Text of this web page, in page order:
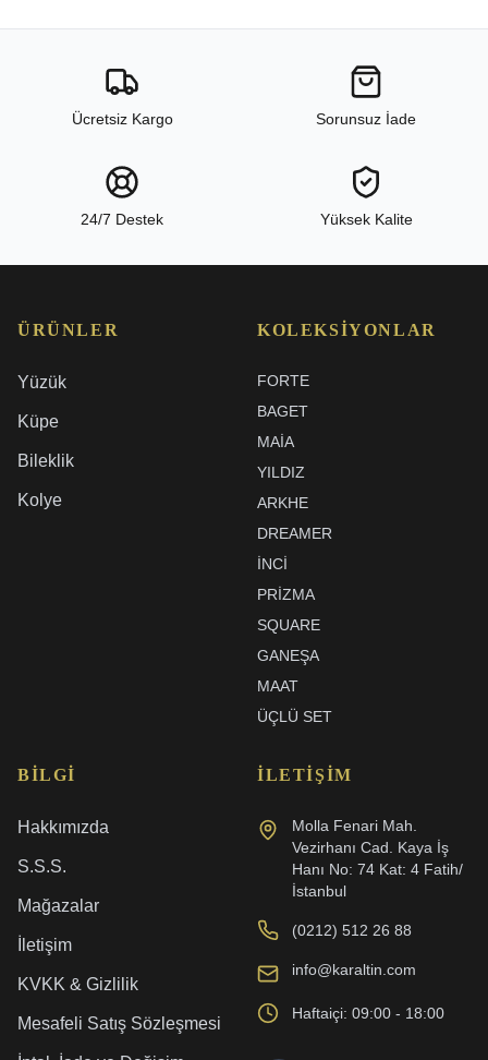
Ücretsiz Kargo Sorunsuz İade
24/7 Destek Yüksek Kalite
ÜRÜNLER
Yüzük
Küpe
Bileklik
Kolye
KOLEKSIYONLAR
FORTE
BAGET
MAIA
YILDIZ
ARKHE
DREAMER
İNCI
PRIZMA
SQUARE
GANEŞA
MAAT
ÜÇLÜ SET
BILGI
Hakkımızda
S.S.S.
Mağazalar
İletişim
KVKK & Gizlilik
Mesafeli Satış Sözleşmesi
İLETIŞIM
Molla Fenari Mah.
Vezirhanı Cad. Kaya İş
Hanı No: 74 Kat: 4 Fatih/
İstanbul
(0212) 512 26 88
info@karaltin.com
Haftaiçi: 09:00 - 18:00